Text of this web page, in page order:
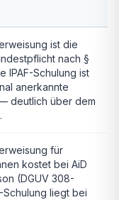
ist die
nach §
IPAF-Schulung ist
anerkannte
deutlich über dem
für
kostet bei AiD
(DGUV 308-
Schulung liegt bei